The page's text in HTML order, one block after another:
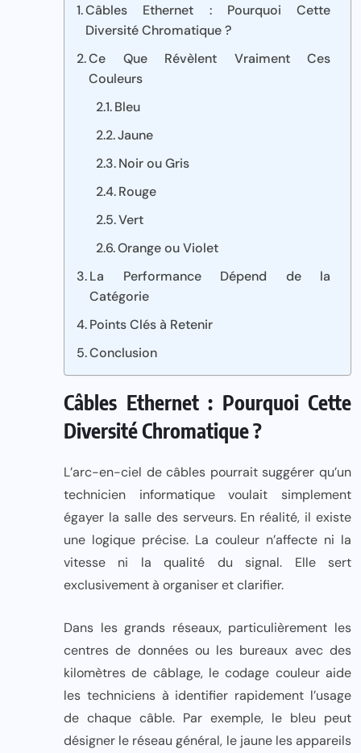
Câbles Ethernet : Pourquoi Cette
Diversité Chromatique ?
Ce Que Révèlent Vraiment Ces
Couleurs
Bleu
Jaune
Noir ou Gris
Rouge
Vert
Orange ou Violet
La Performance Dépend de la
Catégorie
Points Clés à Retenir
Conclusion
Câbles Ethernet : Pourquoi Cette
Diversité Chromatique ?
L’arc-en-ciel de câbles pourrait suggérer qu’un
technicien informatique voulait simplement
égayer la salle des serveurs. En réalité, il existe
une logique précise. La couleur n’affecte ni la
vitesse ni la qualité du signal. Elle sert
exclusivement à organiser et clarifier.
Dans les grands réseaux, particulièrement les
centres de données ou les bureaux avec des
kilomètres de câblage, le codage couleur aide
les techniciens à identifier rapidement l’usage
de chaque câble. Par exemple, le bleu peut
désigner le réseau général, le jaune les appareils